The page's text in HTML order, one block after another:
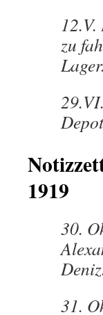
12.V.
zu
Lager.
1919
30.
31.